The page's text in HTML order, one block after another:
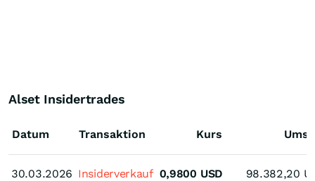
Alset Insidertrades
Datum
30.03.2026
Transaktion Kurs
30.03.2026 Insiderverkauf 0,9800 USD 98.382,20